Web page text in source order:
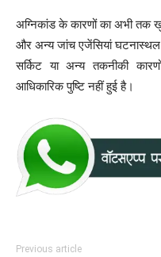
अग्निकांड के कारणों का अभी तक
और अन्य जांच एजेंसियां घटनास्थल
सर्किट या अन्य तकनीकी
आधिकारिक पुष्टि नहीं हुई है।
Previous article